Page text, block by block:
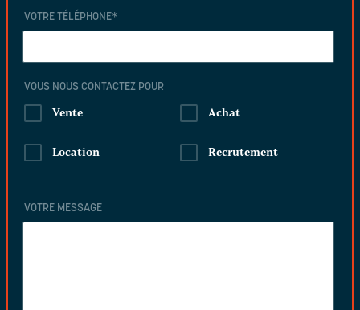
VOTRE TÉLÉPHONE*
VOUS NOUS CONTACTEZ POUR
Vente Achat
Location Recrutement
VOTRE MESSAGE